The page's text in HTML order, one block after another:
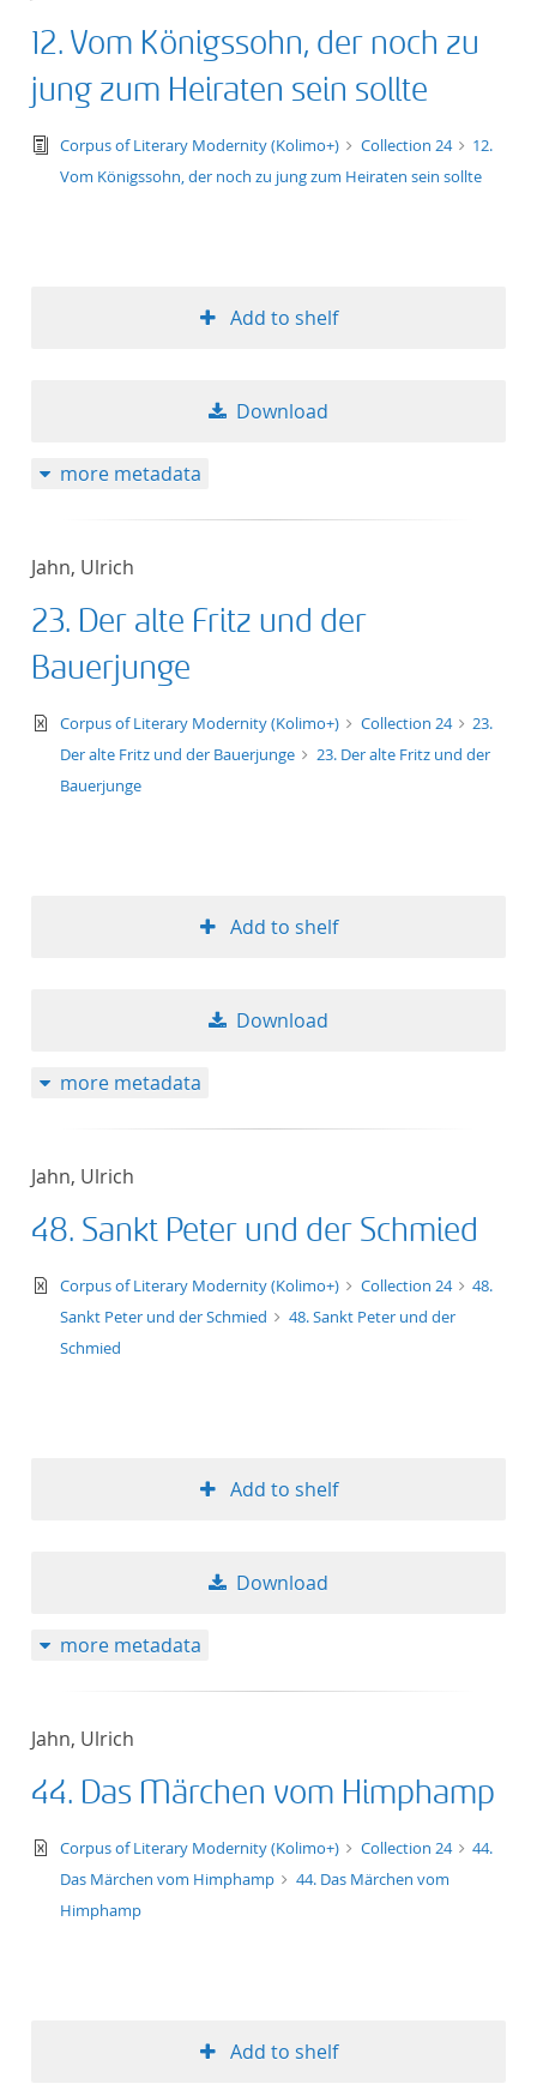
12. Vom Königssohn, der noch zu
jung zum Heiraten sein sollte
text/tg.edition+tg.aggregation+xml
Corpus of Literary Modernity (Kolimo+) Collection 24
12.
Vom Königssohn, der noch zu jung zum Heiraten sein sollte
Add to shelf
Download
more metadata
Jahn, Ulrich
23. Der alte Fritz und der
Bauerjunge
text/xml
Corpus of Literary Modernity (Kolimo+) Collection 24
23.
Der alte Fritz und der Bauerjunge
23. Der alte Fritz und der
Bauerjunge
Add to shelf
Download
more metadata
Jahn, Ulrich
48. Sankt Peter und der Schmied
text/xml
Corpus of Literary Modernity (Kolimo+) Collection 24
48.
Sankt Peter und der Schmied
48. Sankt Peter und der
Schmied
Add to shelf
Download
more metadata
Jahn, Ulrich
44. Das Märchen vom Himphamp
text/xml
Corpus of Literary Modernity (Kolimo+) Collection 24
44.
Das Märchen vom Himphamp
44. Das Märchen vom
Himphamp
Add to shelf